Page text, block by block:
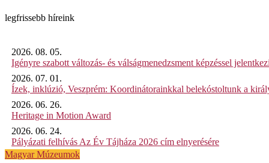
legfrissebb híreink
2026. 08. 05.
Igényre szabott változás- és válságmenedzsment képzéssel
2026. 07. 01.
Ízek, inklúzió, Veszprém: Koordinátorainkkal belekóstoltunk a
2026. 06. 26.
Heritage in Motion Award
2026. 06. 24.
Pályázati felhívás Az Év Tájháza 2026 cím elnyerésére
Magyar Múzeumok